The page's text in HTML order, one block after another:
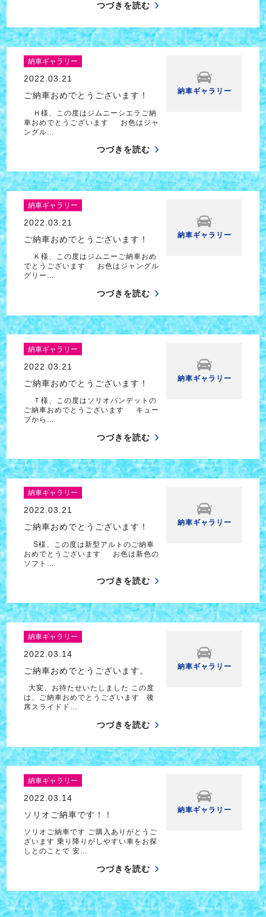
つづきを読む
納車ギャラリー
2022.03.21
ご納車おめでとうございます！
Ｈ様、この度はジムニーシエラご納
車おめでとうございます お色はジャ
ングル…
つづきを読む
納車ギャラリー
納車ギャラリー
2022.03.21
ご納車おめでとうございます！
Ｋ様、この度はジムニーご納車おめ
でとうございます お色はジャングル
グリー…
つづきを読む
納車ギャラリー
納車ギャラリー
2022.03.21
ご納車おめでとうございます！
Ｔ様、この度はソリオバンデットの
ご納車おめでとうございます キュー
ブから…
つづきを読む
納車ギャラリー
納車ギャラリー
2022.03.21
ご納車おめでとうございます！
S様、この度は新型アルトのご納車
おめでとうございます お色は新色の
ソフト…
つづきを読む
納車ギャラリー
納車ギャラリー
2022.03.14
ご納車おめでとうございます。
大変、お待たせいたしました この度
は、ご納車おめでとうございます 後
席スライドド…
つづきを読む
納車ギャラリー
納車ギャラリー
2022.03.14
ソリオご納車です！！
ソリオご納車です ご購入ありがとうご
ざいます 乗り降りがしやすい車をお探
しとのことで 安…
つづきを読む
納車ギャラリー